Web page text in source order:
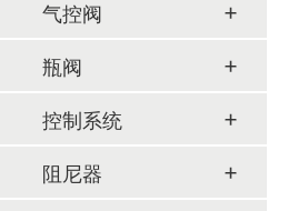
气控阀
瓶阀
控制系统
阻尼器